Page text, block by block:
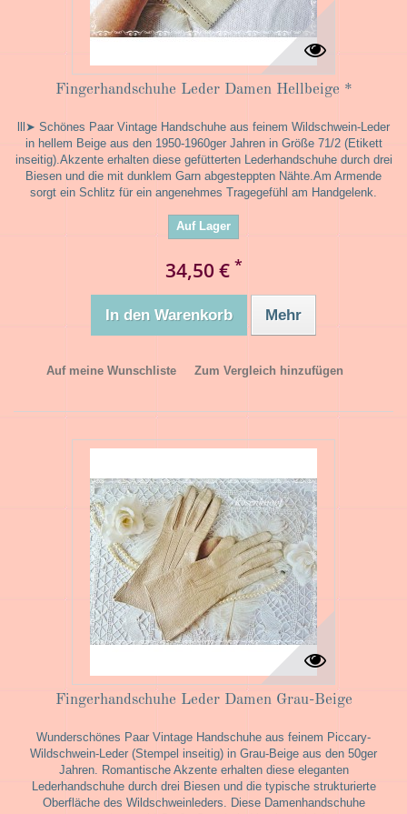
Fingerhandschuhe Leder Damen Hellbeige *
lll➤ Schönes Paar Vintage Handschuhe aus feinem Wildschwein-Leder
in hellem Beige aus den 1950-1960ger Jahren in Größe 71/2 (Etikett
inseitig).Akzente erhalten diese gefütterten Lederhandschuhe durch drei
Biesen und die mit dunklem Garn abgesteppten Nähte.Am Armende
sorgt ein Schlitz für ein angenehmes Tragegefühl am Handgelenk.
Auf Lager
34,50 € *
In den Warenkorb Mehr
Auf meine Wunschliste Zum Vergleich hinzufügen
Fingerhandschuhe Leder Damen Grau-Beige
Wunderschönes Paar Vintage Handschuhe aus feinem Piccary-
Wildschwein-Leder (Stempel inseitig) in Grau-Beige aus den 50ger
Jahren. Romantische Akzente erhalten diese eleganten
Lederhandschuhe durch drei Biesen und die typische strukturierte
Oberfläche des Wildschweinleders. Diese Damenhandschuhe